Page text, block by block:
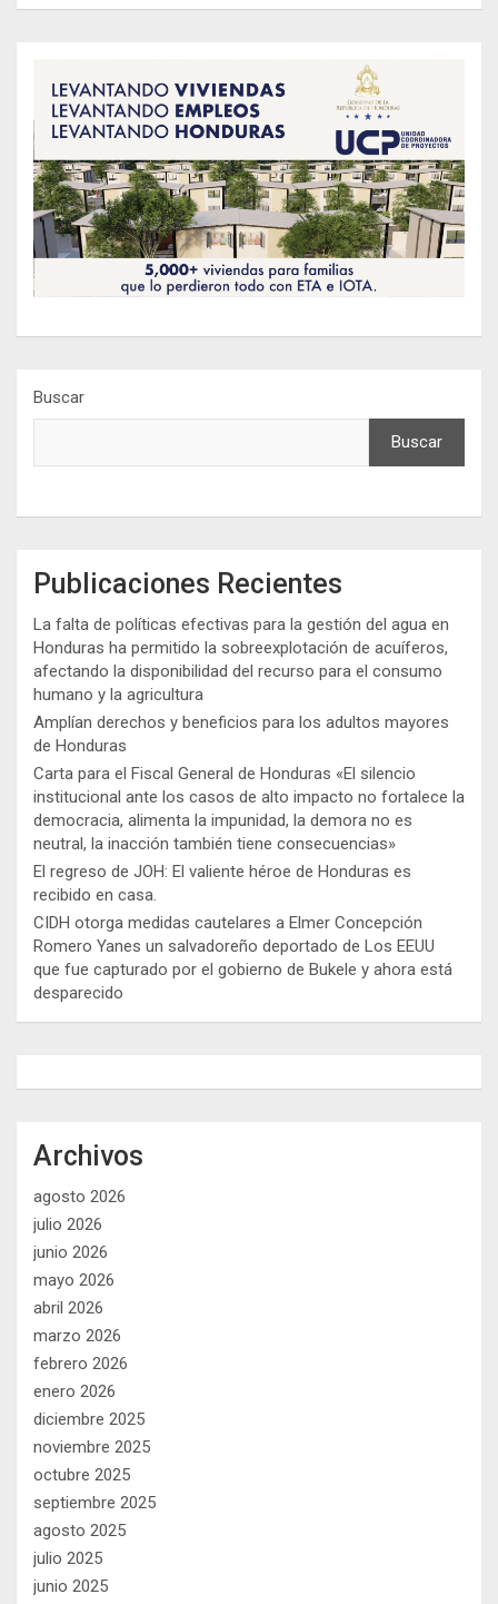
Buscar
Buscar
Publicaciones Recientes
La falta de políticas efectivas para la gestión del agua en
Honduras ha permitido la sobreexplotación de acuíferos,
afectando la disponibilidad del recurso para el consumo
humano y la agricultura
Amplían derechos y beneficios para los adultos mayores
de Honduras
Carta para el Fiscal General de Honduras «El silencio
institucional ante los casos de alto impacto no fortalece la
democracia, alimenta la impunidad, la demora no es
neutral, la inacción también tiene consecuencias»
El regreso de JOH: El valiente héroe de Honduras es
recibido en casa.
CIDH otorga medidas cautelares a Elmer Concepción
Romero Yanes un salvadoreño deportado de Los EEUU
que fue capturado por el gobierno de Bukele y ahora está
desparecido
Archivos
agosto 2026
julio 2026
junio 2026
mayo 2026
abril 2026
marzo 2026
febrero 2026
enero 2026
diciembre 2025
noviembre 2025
octubre 2025
septiembre 2025
agosto 2025
julio 2025
junio 2025